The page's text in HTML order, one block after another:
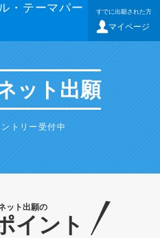
・テーマパー
すでに出願された方
マイページ
ット出願
トリー受付中
ット出願の
イント